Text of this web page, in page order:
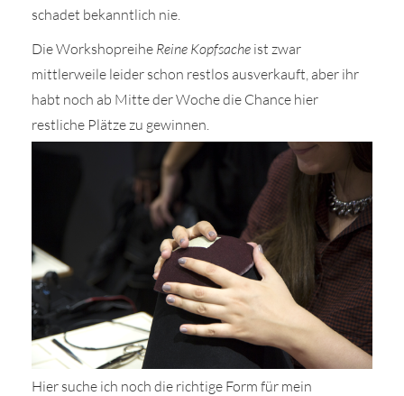
schadet bekanntlich nie.
Die Workshopreihe Reine Kopfsache ist zwar
mittlerweile leider schon restlos ausverkauft, aber ihr
habt noch ab Mitte der Woche die Chance hier
restliche Plätze zu gewinnen.
Hier suche ich noch die richtige Form für mein